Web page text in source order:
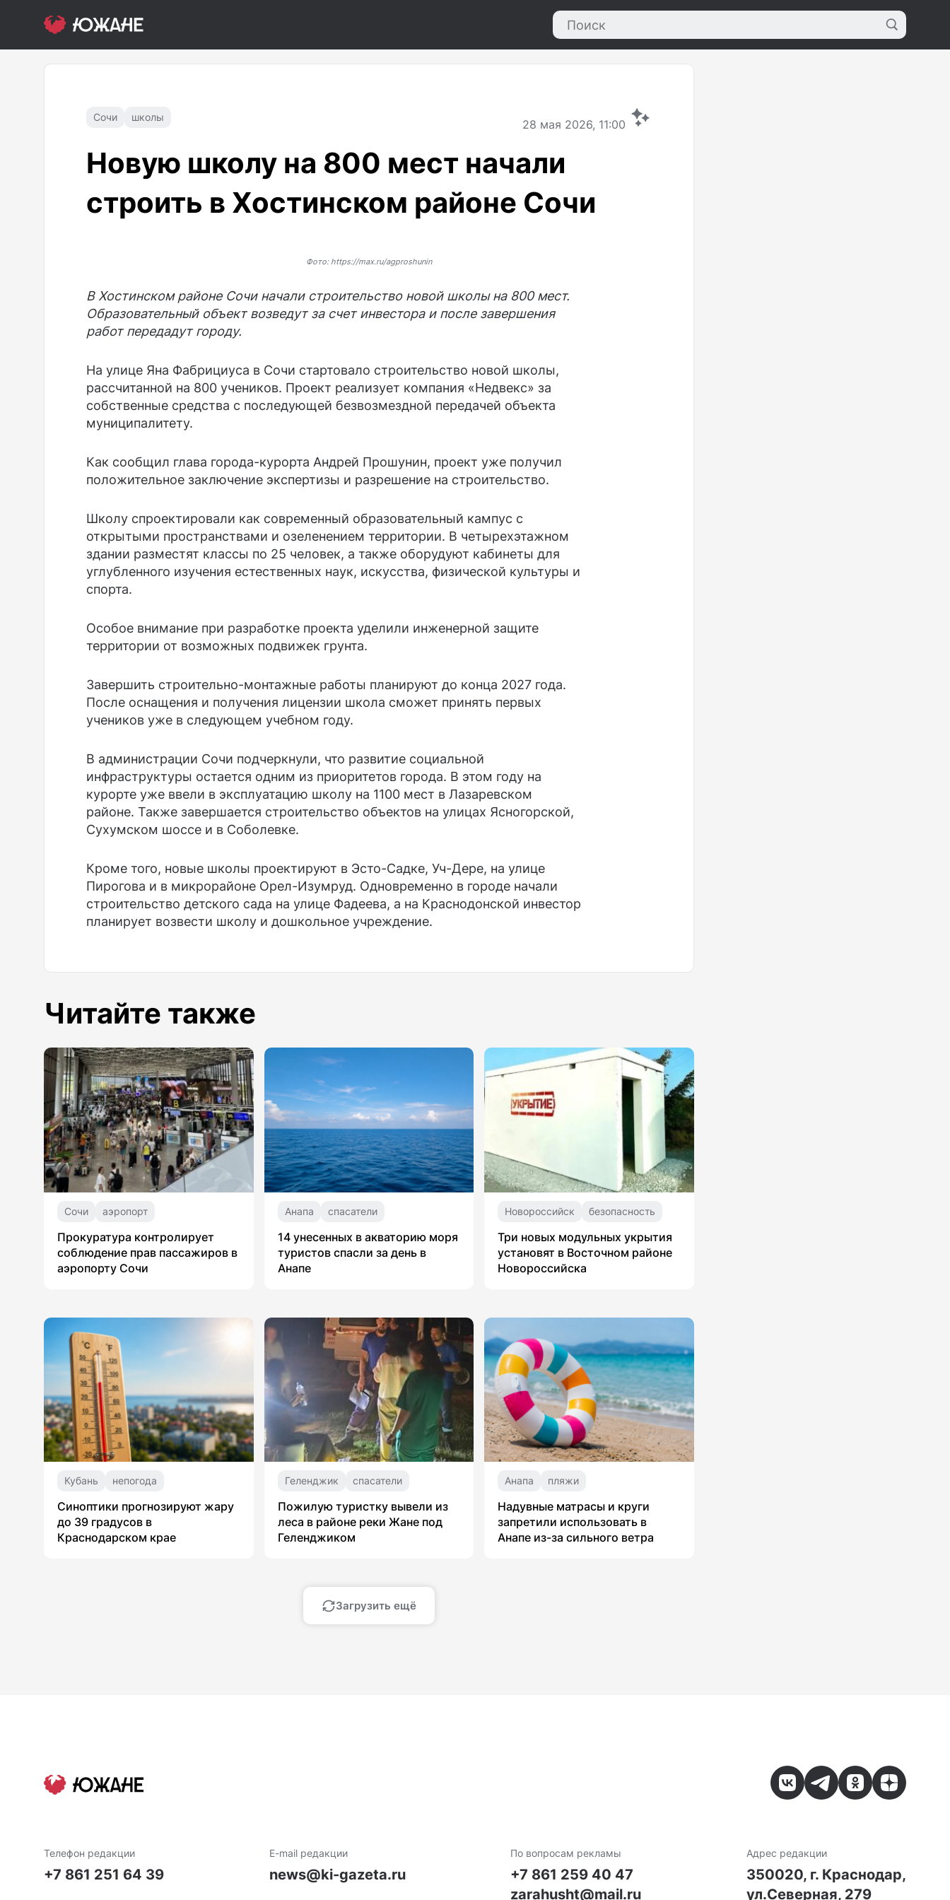
Сочи школы
28 мая 2026, 11:00
Новую школу на 800 мест начали
строить в Хостинском районе Сочи
Фото: https://max.ru/agproshunin
В Хостинском районе Сочи начали строительство новой школы на 800 мест.
Образовательный объект возведут за счет инвестора и после завершения
работ передадут городу.
На улице Яна Фабрициуса в Сочи стартовало строительство новой школы,
рассчитанной на 800 учеников. Проект реализует компания «Недвекс» за
собственные средства с последующей безвозмездной передачей объекта
муниципалитету.
Как сообщил глава города-курорта Андрей Прошунин, проект уже получил
положительное заключение экспертизы и разрешение на строительство.
Школу спроектировали как современный образовательный кампус с
открытыми пространствами и озеленением территории. В четырехэтажном
здании разместят классы по 25 человек, а также оборудуют кабинеты для
углубленного изучения естественных наук, искусства, физической культуры и
спорта.
Особое внимание при разработке проекта уделили инженерной защите
территории от возможных подвижек грунта.
Завершить строительно-монтажные работы планируют до конца 2027 года.
После оснащения и получения лицензии школа сможет принять первых
учеников уже в следующем учебном году.
В администрации Сочи подчеркнули, что развитие социальной
инфраструктуры остается одним из приоритетов города. В этом году на
курорте уже ввели в эксплуатацию школу на 1100 мест в Лазаревском
районе. Также завершается строительство объектов на улицах Ясногорской,
Сухумском шоссе и в Соболевке.
Кроме того, новые школы проектируют в Эсто-Садке, Уч-Дере, на улице
Пирогова и в микрорайоне Орел-Изумруд. Одновременно в городе начали
строительство детского сада на улице Фадеева, а на Краснодонской инвестор
планирует возвести школу и дошкольное учреждение.
Читайте также
Сочи аэропорт
Прокуратура контролирует
соблюдение прав пассажиров в
аэропорту Сочи
Анапа спасатели
14 унесенных в акваторию моря
туристов спасли за день в
Анапе
Новороссийск безопасность
Три новых модульных укрытия
установят в Восточном районе
Новороссийска
Кубань непогода
Синоптики прогнозируют жару
до 39 градусов в
Краснодарском крае
Геленджик спасатели
Пожилую туристку вывели из
леса в районе реки Жане под
Геленджиком
Анапа пляжи
Надувные матрасы и круги
запретили использовать в
Анапе из-за сильного ветра
Загрузить ещё
Телефон редакции
+7 861 251 64 39
E-mail редакции
news@ki-gazeta.ru
По вопросам рекламы
+7 861 259 40 47
zarahusht@mail.ru
Адрес редакции
350020, г. Краснодар,
ул.Северная, 279